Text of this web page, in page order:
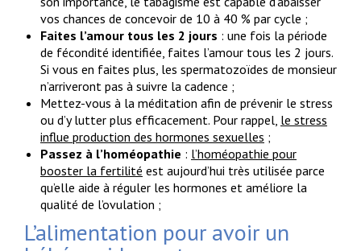
vos chances de concevoir de 10 à 40 % par cycle ;
Faites l’amour tous les 2 jours : une fois la période
de fécondité identifiée, faites l’amour tous les 2 jours.
Si vous en faites plus, les spermatozoïdes de monsieur
n’arriveront pas à suivre la cadence ;
Mettez-vous à la méditation afin de prévenir le stress
ou d’y lutter plus efficacement. Pour rappel, le stress
influe production des hormones sexuelles ;
Passez à l’homéopathie : l’homéopathie pour
booster la fertilité est aujourd’hui très utilisée parce
qu’elle aide à réguler les hormones et améliore la
qualité de l’ovulation ;
L’alimentation pour avoir un